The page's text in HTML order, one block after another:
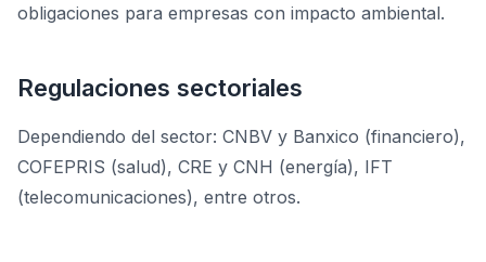
obligaciones para empresas con impacto ambiental.
Regulaciones sectoriales
Dependiendo del sector: CNBV y Banxico (financiero),
COFEPRIS (salud), CRE y CNH (energía), IFT
(telecomunicaciones), entre otros.